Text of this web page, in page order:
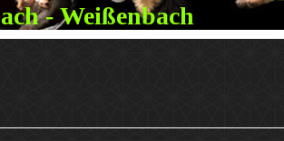
- Weißenbach